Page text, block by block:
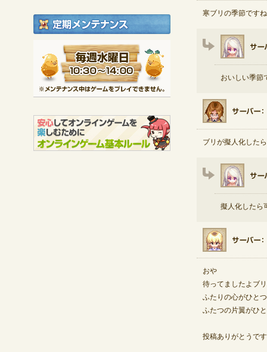
毎週水曜日 10:30
※メンテナンス中は
寒ブリの季節です
おいしい季節
ブリが擬人化した
擬人化したら
おや
待ってましたよブ
ふたりの心がひと
ふたつの片翼がひ
投稿ありがとうで